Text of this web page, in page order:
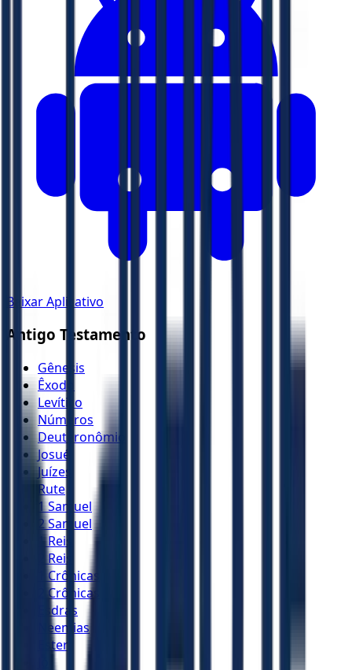
Baixar Aplicativo
Antigo Testamento
Gênesis
Êxodo
Levítico
Números
Deuteronômio
Josué
Juízes
Rute
1 Samuel
2 Samuel
1 Reis
2 Reis
1 Crônicas
2 Crônicas
Esdras
Neemias
Ester